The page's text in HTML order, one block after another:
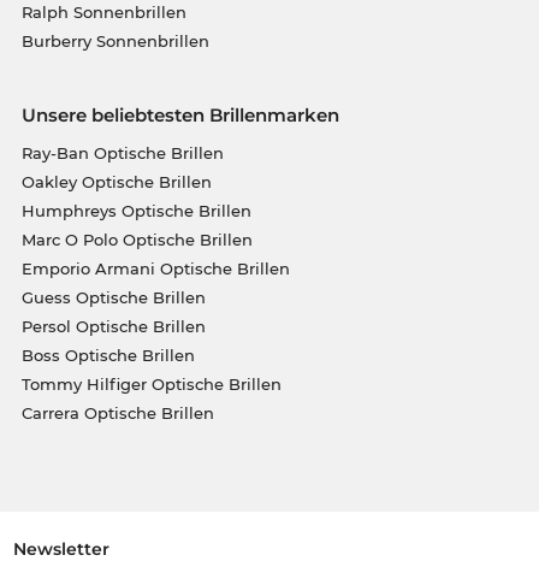
Ralph Sonnenbrillen
Burberry Sonnenbrillen
Unsere beliebtesten Brillenmarken
Ray-Ban Optische Brillen
Oakley Optische Brillen
Humphreys Optische Brillen
Marc O Polo Optische Brillen
Emporio Armani Optische Brillen
Guess Optische Brillen
Persol Optische Brillen
Boss Optische Brillen
Tommy Hilfiger Optische Brillen
Carrera Optische Brillen
Newsletter